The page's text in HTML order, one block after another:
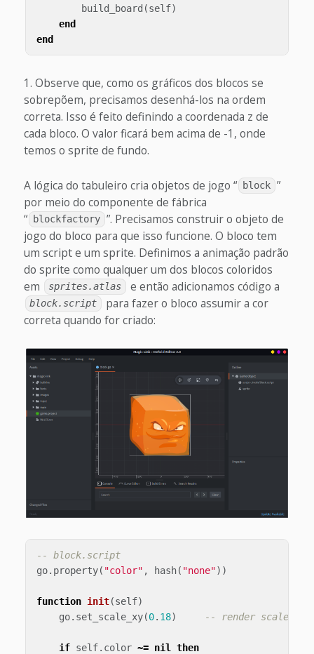
build_board (self)
end
end
Observe que, como os gráficos dos blocos se
sobrepõem, precisamos desenhá-los na ordem
correta. Isso é feito definindo a coordenada z de
cada bloco. O valor ficará bem acima de -1, onde
temos o sprite de fundo.
A lógica do tabuleiro cria objetos de jogo “ block ”
por meio do componente de fábrica
“
blockfactory ”. Precisamos construir o objeto de
jogo do bloco para que isso funcione. O bloco tem
um script e um sprite. Definimos a animação padrão
do sprite como qualquer um dos blocos coloridos
em
sprites.atlas e então adicionamos código a
block.script
para fazer o bloco assumir a cor
correta quando for criado:
-- block.script
go. property( "color" , hash( "none"))
function init(self)
go. set_scale_xy(0. 18) -- render scaled
if self. color ~= nil
then